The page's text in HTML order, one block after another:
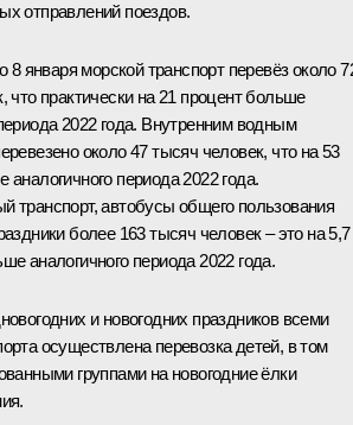
отправлений поездов.
8 января морской транспорт перевёз около
что практически на 21 процент больше
2022 года. Внутренним водным
около 47 тысяч человек, что на 53
периода 2022 года.
транспорт, автобусы общего пользования
более 163 тысяч человек – это на 5,7
аналогичного периода 2022 года.
и новогодних праздников всеми
осуществлена перевозка детей, в том
группами на новогодние ёлки